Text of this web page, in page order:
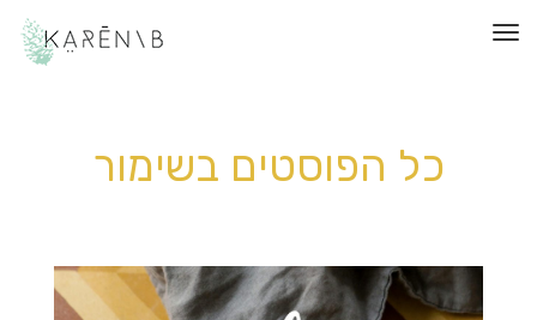
תפריט
כל הפוסטים בשימור